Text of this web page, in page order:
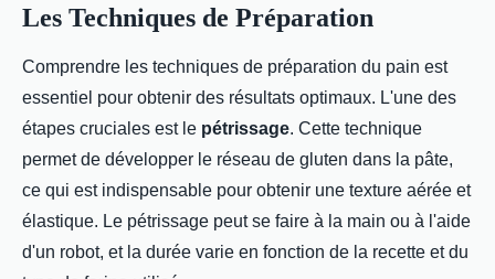
Les Techniques de Préparation
Comprendre les techniques de préparation du pain est
essentiel pour obtenir des résultats optimaux. L'une des
étapes cruciales est le pétrissage. Cette technique
permet de développer le réseau de gluten dans la pâte,
ce qui est indispensable pour obtenir une texture aérée et
élastique. Le pétrissage peut se faire à la main ou à l'aide
d'un robot, et la durée varie en fonction de la recette et du